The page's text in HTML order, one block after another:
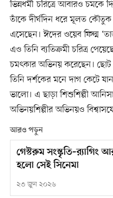
ভিন্নধর্মী চরিত্রে আবারও
তাঁকে দীর্ঘদিন ধরে মূলত কৌতুক
এসেছেন। ঈদের ওয়েব ফিল্ম
এও তিনি ব্যতিক্রমী চরিত্র
চমৎকার অভিনয় করেছেন। ছোট
তিনি দর্শকের মনে দাগ কেটে
ভালো। এ ছাড়া শিশুশিল্পী
অভিনয়শিল্পীর অভিনয়ও
আরও পড়ুন
গেস্টরুম সংস্কৃতি–র‍্যাগিং
হলো সেই সিনেমা
২৩ জুন ২০২৬